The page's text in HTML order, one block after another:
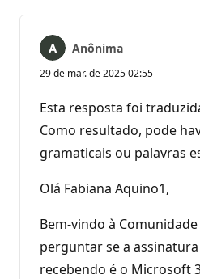
Anônima
29 de mar. de 2025 02:55
Esta resposta foi
Como resultado, pode
gramaticais ou palavras
Olá Fabiana Aquino1,
Bem-vindo à
perguntar se a
recebendo é o Microsoft